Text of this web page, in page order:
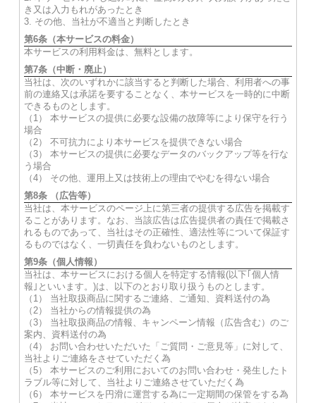
き又は入力もれがあったとき
3. その他、当社が不適当と判断したとき
第6条（本サービスの料金）
本サービスの利用料金は、無料とします。
第7条（中断・廃止）
当社は、次のいずれかに該当すると判断した場合、利用者への事
前の連絡又は承諾を要することなく、本サービスを一時的に中断
できるものとします。
（1） 本サービスの提供に必要な設備の故障等により保守を行う
場合
（2） 不可抗力により本サービスを提供できない場合
（3） 本サービスの提供に必要なデータのバックアップ等を行な
う場合
（4） その他、運用上又は技術上の理由でやむを得ない場合
第8条 （広告等）
当社は、本サービスのページ上に第三者の提供する広告を掲載す
ることがあります。なお、当該広告は広告提供者の責任で掲載さ
れるものであって、当社はその正確性、適法性等について保証す
るものではなく、一切責任を負わないものとします。
第9条（個人情報）
当社は、本サービスにおける個人を特定する情報(以下｢個人情
報｣といいます。)は、以下のとおり取り扱うものとします。
（1） 当社取扱商品に関するご連絡、ご通知、資料送付の為
（2） 当社からの情報提供の為
（3） 当社取扱商品の情報、キャンペーン情報（広告含む）のご
案内、資料送付の為
（4） お問い合わせいただいた「ご質問・ご意見等」に対して、
当社よりご連絡をさせていただく為
（5） 本サービスのご利用においてのお問い合わせ・発生したト
ラブル等に対して、当社よりご連絡させていただく為
（6） 本サービスを円滑に運営する為に一定期間の保管をする為